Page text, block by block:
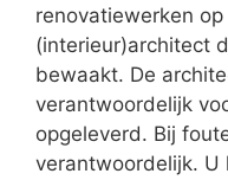
renovatiewerken
(interieur)architect
bewaakt. De
verantwoordelijk
opgeleverd. Bij
verantwoordelijk. U